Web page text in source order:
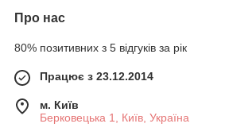
Про нас
80% позитивних з 5 відгуків за рік
Працює з 23.12.2014
м. Київ
Берковецька 1, Київ, Україна